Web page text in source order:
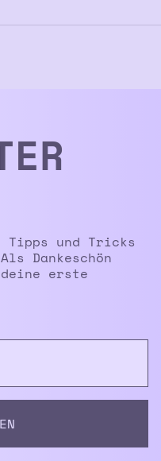
und Tricks
Dankeschön
erste